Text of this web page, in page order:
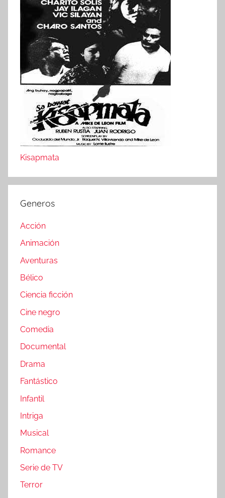
Kisapmata
Generos
Acción
Animación
Aventuras
Bélico
Ciencia ficción
Cine negro
Comedia
Documental
Drama
Fantástico
Infantil
Intriga
Musical
Romance
Serie de TV
Terror